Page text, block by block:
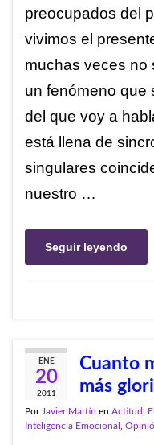
preocupados del
vivimos el
muchas veces no
un fenómeno que
del que voy a
está llena de
singulares
nuestro …
Seguir leyendo
ENE
20
2011
Cuanto
más
Por Javier Martín en Actitud
Inteligencia Emocional